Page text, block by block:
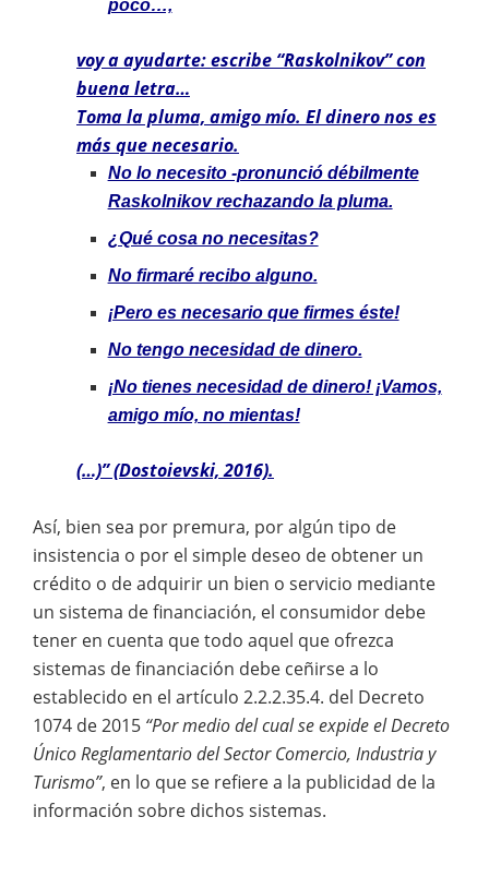
poco…,
voy a ayudarte: escribe “Raskolnikov” con
buena letra…
Toma la pluma, amigo mío. El dinero nos es
más que necesario.
No lo necesito -pronunció débilmente
Raskolnikov rechazando la pluma.
¿Qué cosa no necesitas?
No firmaré recibo alguno.
¡Pero es necesario que firmes éste!
No tengo necesidad de dinero.
¡No tienes necesidad de dinero! ¡Vamos,
amigo mío, no mientas!
(…)” (Dostoievski, 2016).
Así, bien sea por premura, por algún tipo de
insistencia o por el simple deseo de obtener un
crédito o de adquirir un bien o servicio mediante
un sistema de financiación, el consumidor debe
tener en cuenta que todo aquel que ofrezca
sistemas de financiación debe ceñirse a lo
establecido en el artículo 2.2.2.35.4. del Decreto
1074 de 2015 “Por medio del cual se expide el Decreto
Único Reglamentario del Sector Comercio, Industria y
Turismo”, en lo que se refiere a la publicidad de la
información sobre dichos sistemas.